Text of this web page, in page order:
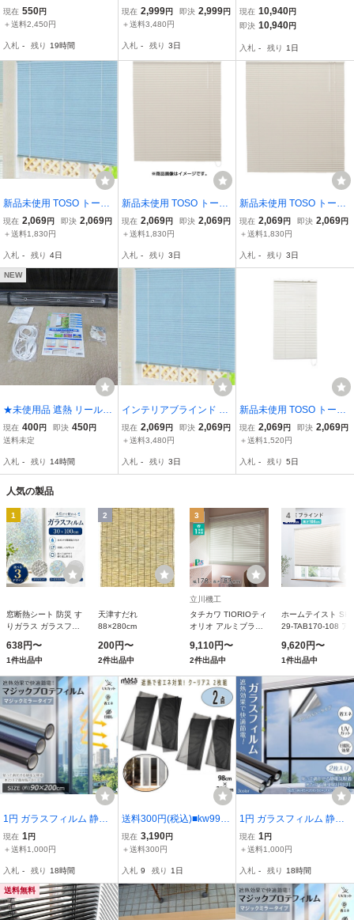
日よけスクリーン サンシ
ェード/SP3015 ###訳小
現在 550円
＋送料2,450円
入札 - 残り 19時間
ー インテリアブラインド
スポーラ R アイボリー 16
55 アルミブラインド /L1-
3331★2
現在 2,999円 即決 2,999円
＋送料3,480円
入札 - 残り 3日
ワイト 横幅165×高さ100
cm/セパレートタイプsz
現在 10,940円
即決 10,940円
入札 - 残り 1日
新品未使用 TOSO トーソ
ー インテリアブラインド
スポーラ R ブルー 88X10
ルミブラインド /L2-2391
★2
現在 2,069円 即決 2,069円
＋送料1,830円
入札 - 残り 4日
新品未使用 TOSO トーソ
ー インテリアブラインド
スポーラ R アイボリー 88
1 アルミブラインド /L2-2
382★5
現在 2,069円 即決 2,069円
＋送料1,830円
入札 - 残り 3日
新品未使用 TOSO トーソ
ー インテリアブラインド
スポーラ R アイボリー 88
2 アルミブラインド /L2-2
現在 2,069円 即決 2,069円
＋送料1,830円
入札 - 残り 3日
NEW
★未使用品 遮熱 リールブ
ラインド 2枚入り ★
現在 400円 即決 450円
送料未定
入札 - 残り 14時間
インテリアブラインド 未
使用 TOSO トーソー スポ
ーラ R ブルー 164×183
ルミブラインド /5464在
現在 2,069円 即決 2,069円
＋送料3,480円
入札 - 残り 3日
新品未使用 TOSO トーソ
ー インテリアブラインド
スポーラ R アイボリー 60
ミブラインド /I6-2374★7
現在 2,069円 即決 2,069円
＋送料1,520円
入札 - 残り 5日
人気の製品
1
窓断熱シート 防災 す
りガラス ガラスフィ
対策 水だけ貼れる 剥
がせる 建築建物ガラ
スフィルム めか -
30x300cm
638円〜
1件出品中
2
天津すだれ
88×280cm
200円〜
2件出品中
3
立川機工
タチカワ TIORIOティ
オリオ アルミブライ
013アイボリー
9,110円〜
2件出品中
4
ホームテイスト SH-
29-TAB170-108 ア
高さ108cm アイボ
ー
9,620円〜
1件出品中
1円 ガラスフィルム 静電
気吸着 遮熱 UVカット マ
ジックミラー 目隠し 遮熱
赤外線 節電 暑さ対策 in0
33-90
現在 1円
＋送料1,000円
入札 - 残り 18時間
送料300円(税込)■kw998■
遮熱で省エネ対策! 新MAS
A クーリアス 2枚組 98×2
現在 3,190円
＋送料300円
入札 9 残り 1日
1円 ガラスフィルム 静電
気吸着 遮熱 UVカット マ
ジックミラー 目隠し 遮熱
赤外線 節電 暑さ対策 in0
33-45
現在 1円
＋送料1,000円
入札 - 残り 18時間
送料無料